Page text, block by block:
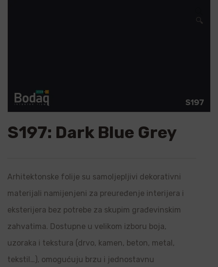
🔍
S197: Dark Blue Grey
Arhitektonske folije su samoljepljivi dekorativni
materijali namijenjeni za preuređenje interijera i
eksterijera bez potrebe za skupim građevinskim
zahvatima. Dostupne u velikom izboru boja,
uzoraka i tekstura (drvo, kamen, beton, metal,
tekstil…), omogućuju brzu i jednostavnu